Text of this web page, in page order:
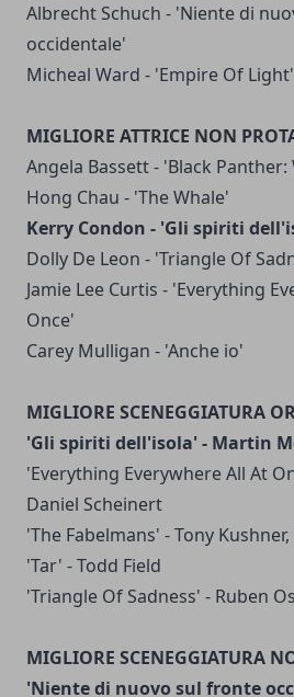
Albrecht Schuch - 'Niente di
occidentale'
Micheal Ward - 'Empire Of Light'
MIGLIORE ATTRICE NON
Angela Bassett - 'Black
Hong Chau - 'The Whale'
Kerry Condon - 'Gli spiriti
Dolly De Leon - 'Triangle Of
Jamie Lee Curtis - 'Everything
Once'
Carey Mulligan - 'Anche io'
MIGLIORE SCENEGGIATURA
'Gli spiriti dell'isola' - Martin
'Everything Everywhere All At
Daniel Scheinert
'The Fabelmans' - Tony
'Tar' - Todd Field
'Triangle Of Sadness' - Ruben
MIGLIORE SCENEGGIATURA
'Niente di nuovo sul fronte